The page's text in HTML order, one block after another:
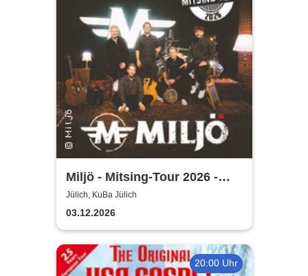
Miljö - Mitsing-Tour 2026 -
Unplugged
Jülich, KuBa Jülich
03.12.2026
20:00 Uhr